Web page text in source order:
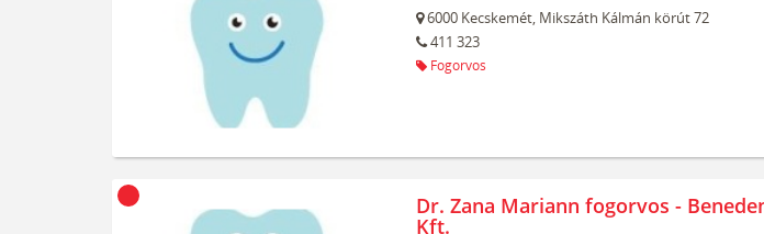
6000 Kecskemét, Mikszáth Kálmán körút 72
411 323
Fogorvos
Dr. Zana Mariann fogorvos -
Kft.